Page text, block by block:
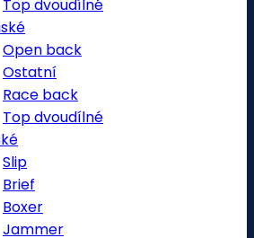
Top dvoudílné
Open back
Ostatní
Race back
Top dvoudílné
Slip
Brief
Boxer
Jammer